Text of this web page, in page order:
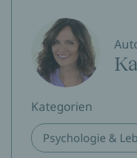
Kategorien
Psychologie &